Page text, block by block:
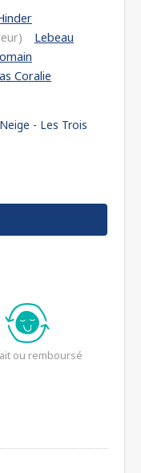
Lebeau
Coralie
- Les Trois
ou remboursé